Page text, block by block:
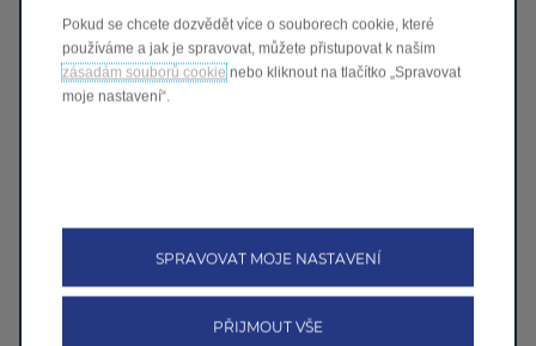
Aktualizace Over-The-Air (OTA) umožňuje aktualizaci
softwaru auta na dálku, bez nutnosti návštěvy
autosalonu. Propojená vozidla dostávají aktualizace přes
internet, což výrobcům umožňuje opravovat chyby,
a softwarovými standardy a neustále se přizpůsobuje
potřebám řidiče. Je to podobné jako u chytrých telefonů,
je důležité udržet ho bezpečnější, efektivnější a vždy
aktuální.
Pokud se chcete dozvědět více o souborech cookie, které
používáme a jak je spravovat, můžete přistupovat k našim
zásadám souborů cookie nebo kliknout na tlačítko „Spravovat
moje nastavení“.
SPRAVOVAT MOJE NASTAVENÍ
PŘIJMOUT VŠE